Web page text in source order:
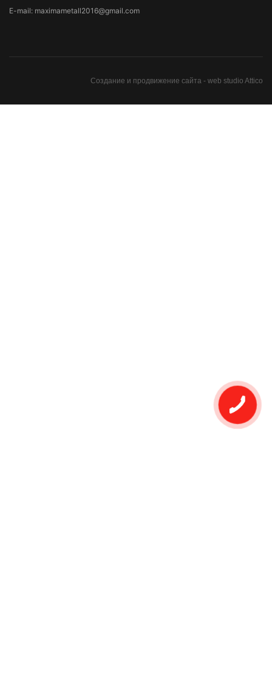
E-mail: maximametall2016@gmail.com
Создание и продвижение сайта - web studio Attico